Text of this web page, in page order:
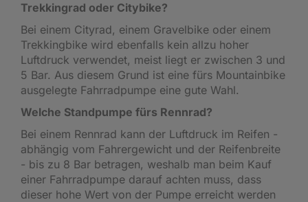
Trekkingrad oder Citybike?
Bei einem Cityrad, einem Gravelbike oder einem
Trekkingbike wird ebenfalls kein allzu hoher
Luftdruck verwendet, meist liegt er zwischen 3 und
5 Bar. Aus diesem Grund ist eine fürs Mountainbike
ausgelegte Fahrradpumpe eine gute Wahl.
Welche Standpumpe fürs Rennrad?
Bei einem Rennrad kann der Luftdruck im Reifen -
abhängig vom Fahrergewicht und der Reifenbreite
- bis zu 8 Bar betragen, weshalb man beim Kauf
einer Fahrradpumpe darauf achten muss, dass
dieser hohe Wert von der Pumpe erreicht werden